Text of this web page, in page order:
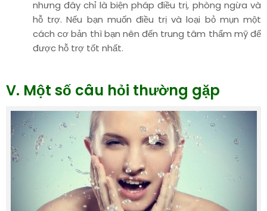
nhưng đây chỉ là biện pháp điều trị, phòng ngừa và
hỗ trợ. Nếu bạn muốn điều trị và loại bỏ mụn một
cách cơ bản thì bạn nên đến trung tâm thẩm mỹ để
được hỗ trợ tốt nhất.
V. Một số câu hỏi thường gặp